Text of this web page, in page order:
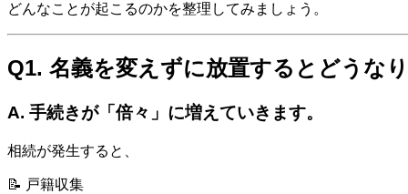
どんなことが起こるのかを整理してみましょう。
Q1. 名義を変えずに放置するとどうな
A. 手続きが「倍々」に増えていきます。
相続が発生すると、
📝 戸籍収集